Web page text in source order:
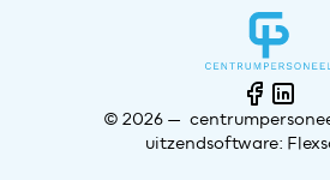
© 2026 —
uitzendsoftware: